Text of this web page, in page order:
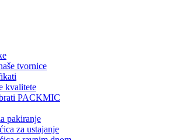
tvornice
kvalitete
PACKMIC
pakiranje
za ustajanje